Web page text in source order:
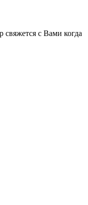
с Вами когда